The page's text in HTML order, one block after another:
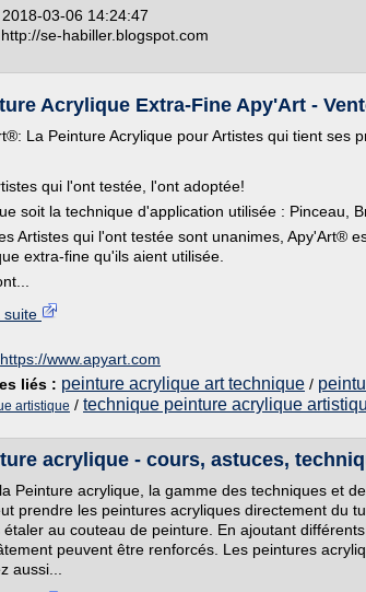
2018-03-06 14:24:47
http://se-habiller.blogspot.com
Acrylique Extra-Fine Apy'Art -
La Peinture Acrylique pour Artistes qui tient ses
qui l'ont testée, l'ont adoptée!
soit la technique d'application utilisée : Pinceau,
Artistes qui l'ont testée sont unanimes, Apy'Art®
extra-fine qu'ils aient utilisée.
suite
https://www.apyart.com
liés : peinture acrylique art technique /
artistique / technique peinture acrylique
acrylique - cours, astuces,
Peinture acrylique, la gamme des techniques et
prendre les peintures acryliques directement du
étaler au couteau de peinture. En ajoutant
peuvent être renforcés. Les peintures
aussi...